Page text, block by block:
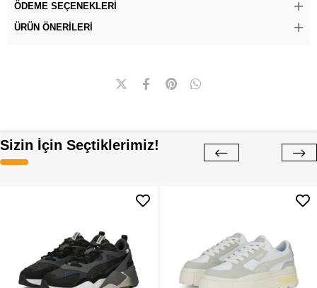
ÖDEME SEÇENEKLERI
ÜRÜN ÖNERILERI
Sizin İçin Seçtiklerimiz!